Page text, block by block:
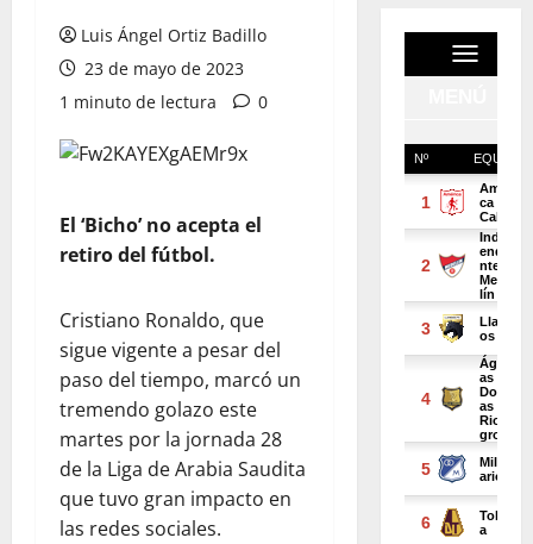
Luis Ángel Ortiz Badillo
23 de mayo de 2023
1 minuto de lectura
0
El ‘Bicho’ no acepta el
retiro del fútbol.
Cristiano Ronaldo, que
sigue vigente a pesar del
paso del tiempo, marcó un
tremendo golazo este
martes por la jornada 28
de la Liga de Arabia Saudita
que tuvo gran impacto en
las redes sociales.